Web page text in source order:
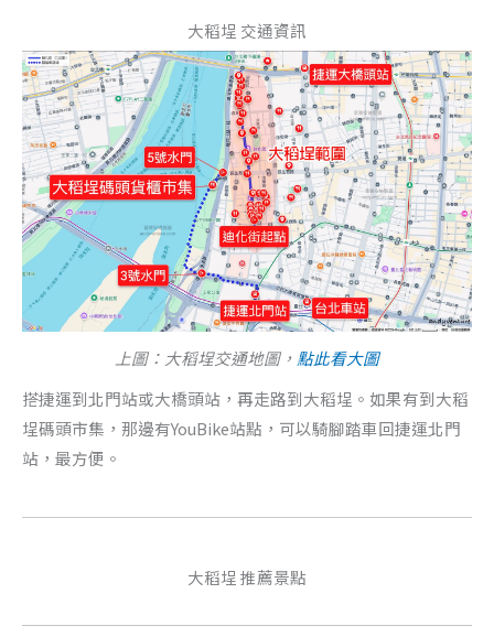
大稻埕 交通資訊
上圖：大稻埕交通地圖， 點此看大圖
搭捷運到北門站或大橋頭站，再走路到大稻埕。如果有到大稻
埕碼頭市集，那邊有YouBike站點，可以騎腳踏車回捷運北門
站，最方便。
大稻埕 推薦景點